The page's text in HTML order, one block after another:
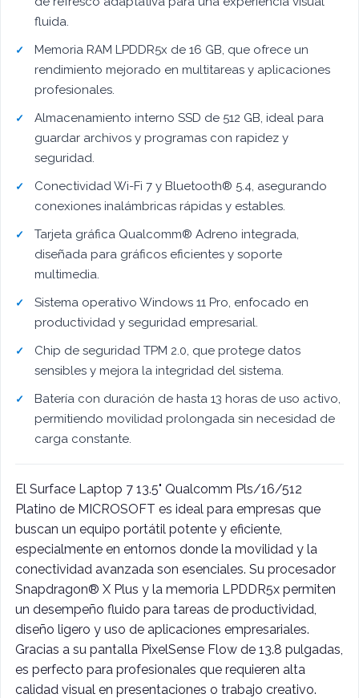
fluida.
Memoria RAM LPDDR5x de 16 GB, que ofrece un
rendimiento mejorado en multitareas y aplicaciones
profesionales.
Almacenamiento interno SSD de 512 GB, ideal para
guardar archivos y programas con rapidez y
seguridad.
Conectividad Wi-Fi 7 y Bluetooth® 5.4, asegurando
conexiones inalámbricas rápidas y estables.
Tarjeta gráfica Qualcomm® Adreno integrada,
diseñada para gráficos eficientes y soporte
multimedia.
Sistema operativo Windows 11 Pro, enfocado en
productividad y seguridad empresarial.
Chip de seguridad TPM 2.0, que protege datos
sensibles y mejora la integridad del sistema.
Batería con duración de hasta 13 horas de uso activo,
permitiendo movilidad prolongada sin necesidad de
carga constante.
El Surface Laptop 7 13.5" Qualcomm Pls/16/512
Platino de MICROSOFT es ideal para empresas que
buscan un equipo portátil potente y eficiente,
especialmente en entornos donde la movilidad y la
conectividad avanzada son esenciales. Su procesador
Snapdragon® X Plus y la memoria LPDDR5x permiten
un desempeño fluido para tareas de productividad,
diseño ligero y uso de aplicaciones empresariales.
Gracias a su pantalla PixelSense Flow de 13.8 pulgadas,
es perfecto para profesionales que requieren alta
calidad visual en presentaciones o trabajo creativo.